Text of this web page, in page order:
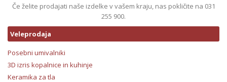
Če želite prodajati naše izdelke v vašem kraju, nas pokličite na 031
255 900.
Veleprodaja
Posebni umivalniki
3D izris kopalnice in kuhinje
Keramika za tla